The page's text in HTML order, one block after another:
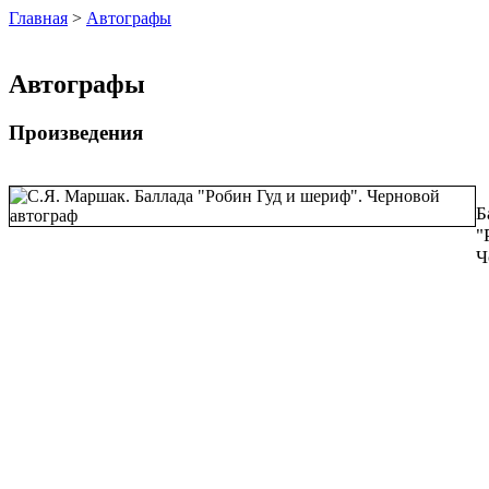
Главная > Автографы
Автографы
Произведения